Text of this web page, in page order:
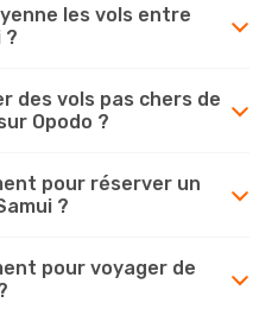
les vols entre
?
des vols pas chers de
Opodo ?
pour réserver un
?
pour voyager de